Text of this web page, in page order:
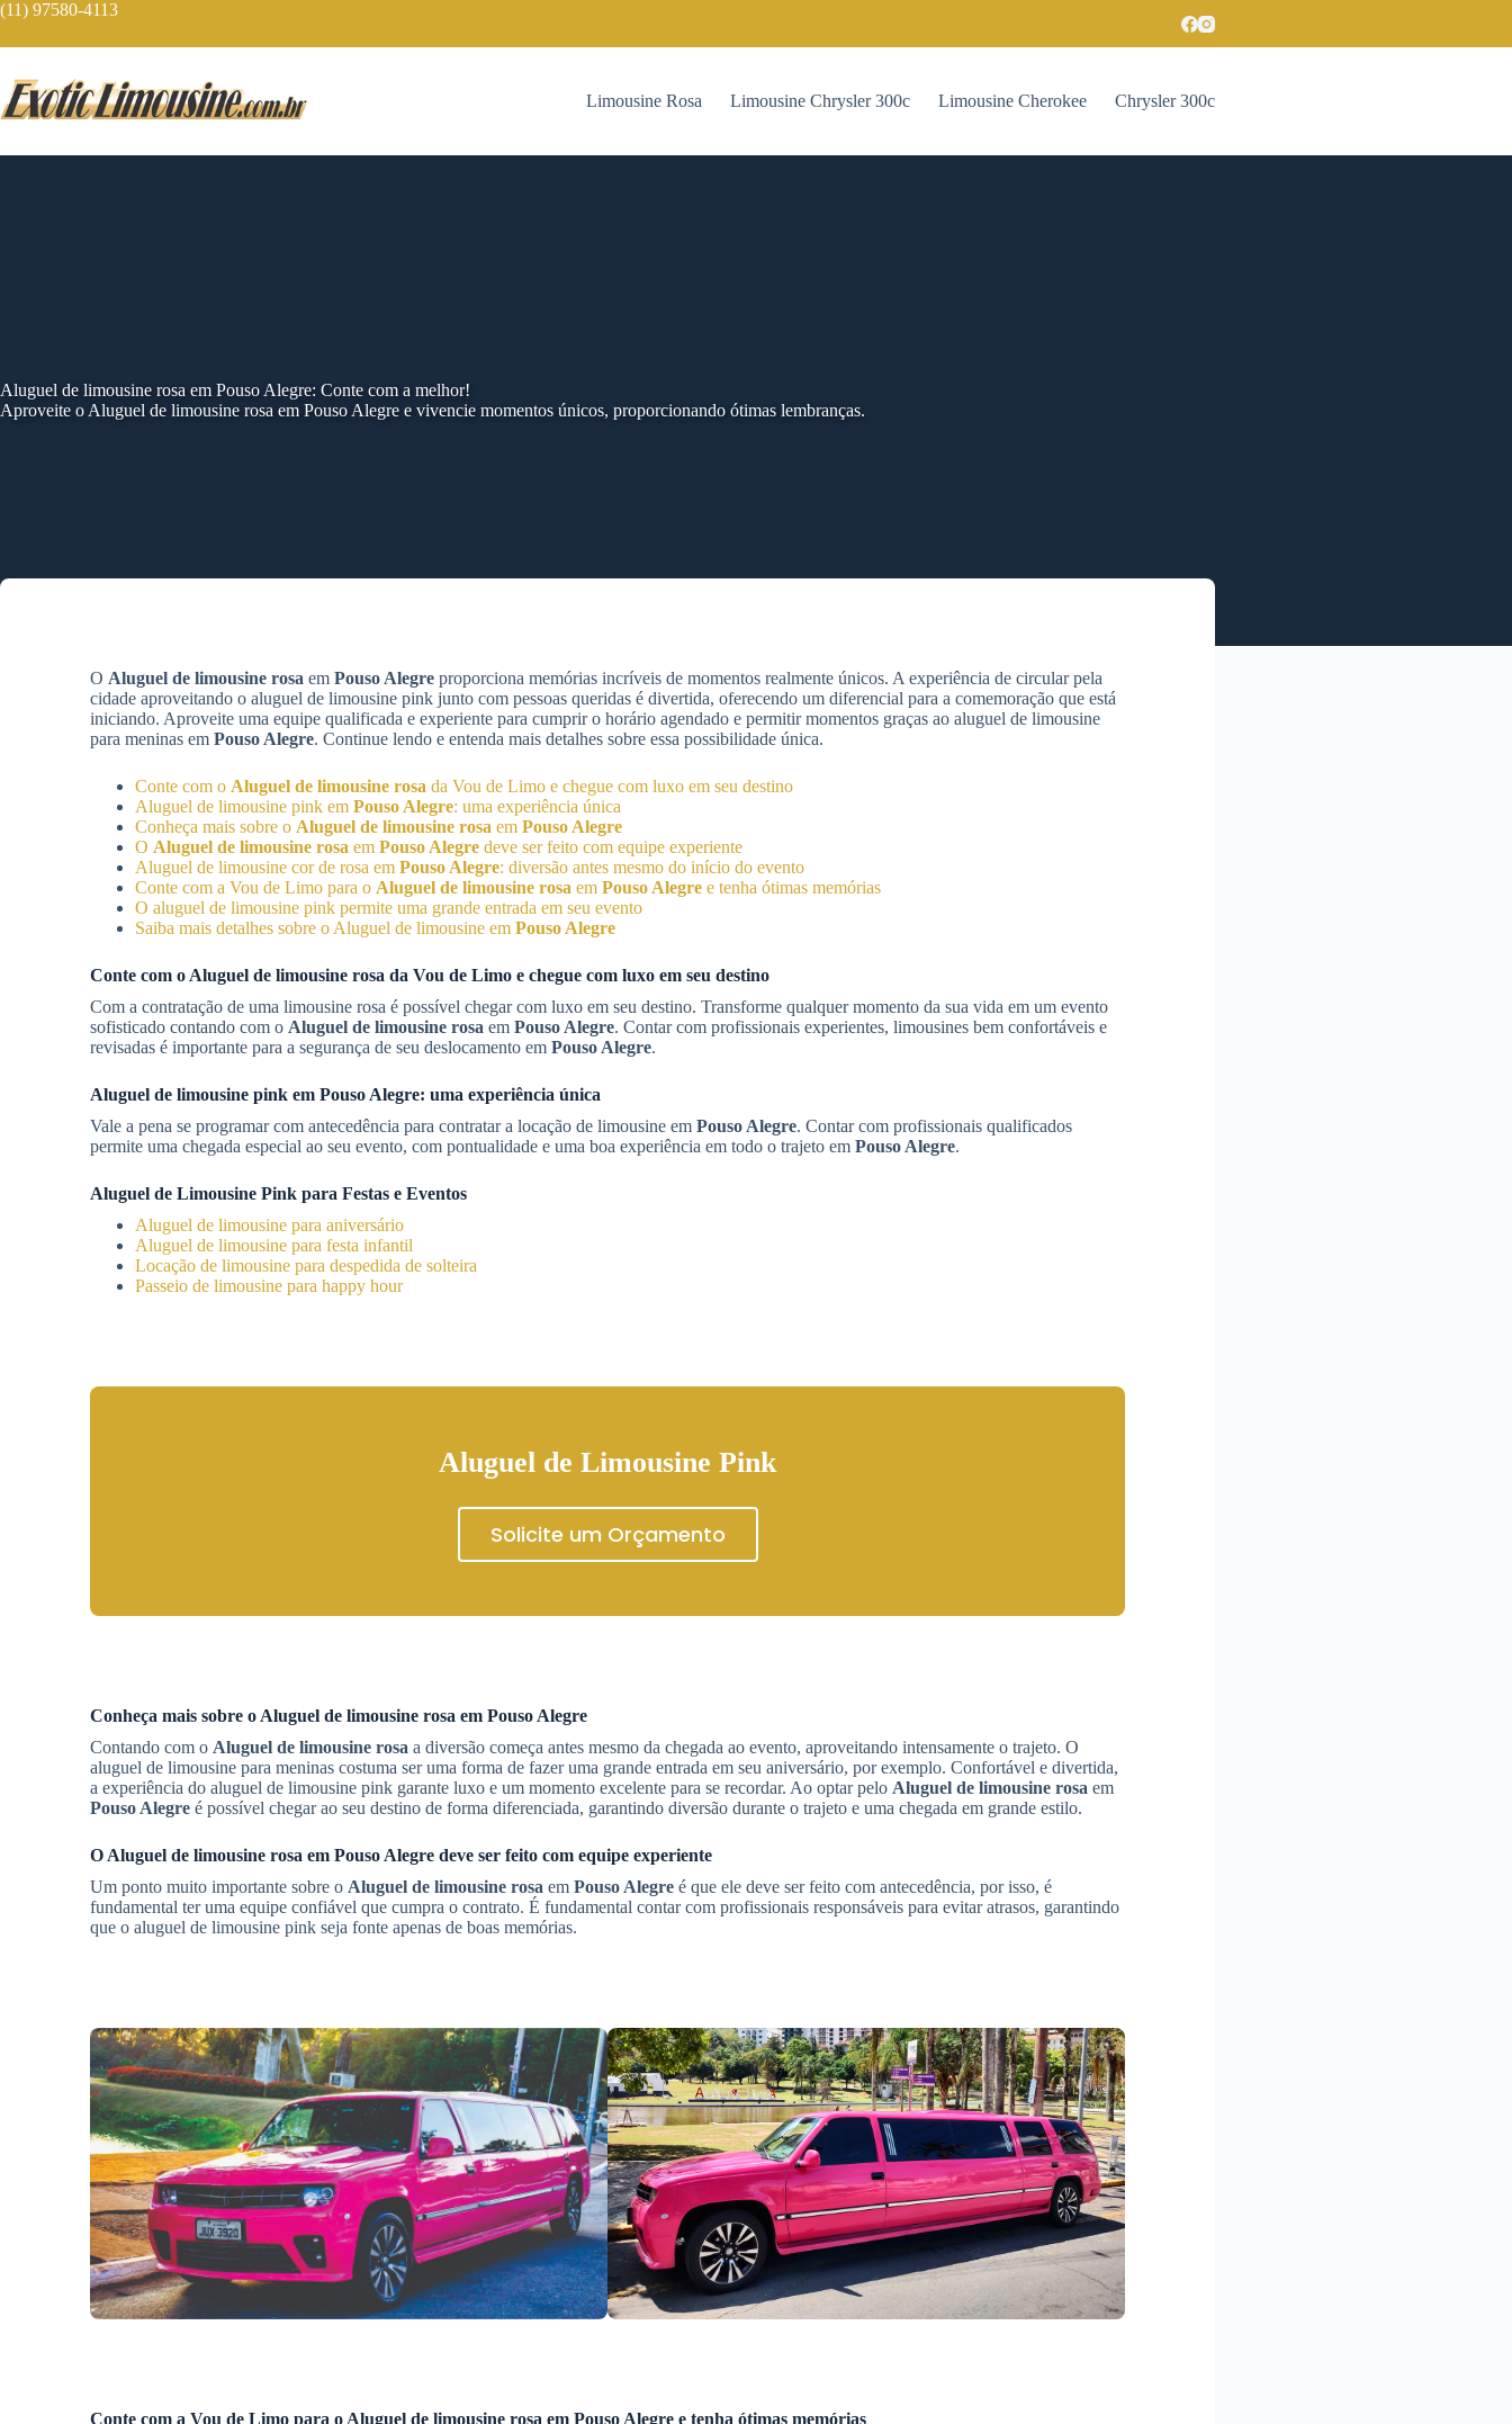
Skip
content
(11) 97580-4113
Limousine Rosa Limousine Chrysler 300c Limousine Cherokee Chrysler 300c
Aluguel de limousine rosa em Pouso Alegre: Conte com a melhor!
Aproveite o Aluguel de limousine rosa em Pouso Alegre e vivencie momentos únicos, proporcionando ótimas lembranças.
O Aluguel de limousine rosa em Pouso Alegre proporciona memórias incríveis de momentos realmente únicos. A experiência de circular pela
cidade aproveitando o aluguel de limousine pink junto com pessoas queridas é divertida, oferecendo um diferencial para a comemoração que está
iniciando. Aproveite uma equipe qualificada e experiente para cumprir o horário agendado e permitir momentos graças ao aluguel de limousine
para meninas em Pouso Alegre. Continue lendo e entenda mais detalhes sobre essa possibilidade única.
Conte com o Aluguel de limousine rosa da Vou de Limo e chegue com luxo em seu destino
Aluguel de limousine pink em Pouso Alegre: uma experiência única
Conheça mais sobre o Aluguel de limousine rosa em Pouso Alegre
O Aluguel de limousine rosa em Pouso Alegre deve ser feito com equipe experiente
Aluguel de limousine cor de rosa em Pouso Alegre: diversão antes mesmo do início do evento
Conte com a Vou de Limo para o Aluguel de limousine rosa em Pouso Alegre e tenha ótimas memórias
O aluguel de limousine pink permite uma grande entrada em seu evento
Saiba mais detalhes sobre o Aluguel de limousine em Pouso Alegre
Conte com o Aluguel de limousine rosa da Vou de Limo e chegue com luxo em seu destino
Com a contratação de uma limousine rosa é possível chegar com luxo em seu destino. Transforme qualquer momento da sua vida em um evento
sofisticado contando com o Aluguel de limousine rosa em Pouso Alegre. Contar com profissionais experientes, limousines bem confortáveis e
revisadas é importante para a segurança de seu deslocamento em Pouso Alegre.
Aluguel de limousine pink em Pouso Alegre: uma experiência única
Vale a pena se programar com antecedência para contratar a locação de limousine em Pouso Alegre. Contar com profissionais qualificados
permite uma chegada especial ao seu evento, com pontualidade e uma boa experiência em todo o trajeto em Pouso Alegre.
Aluguel de Limousine Pink para Festas e Eventos
Aluguel de limousine para aniversário
Aluguel de limousine para festa infantil
Locação de limousine para despedida de solteira
Passeio de limousine para happy hour
Aluguel de Limousine Pink
Solicite um Orçamento
Conheça mais sobre o Aluguel de limousine rosa em Pouso Alegre
Contando com o Aluguel de limousine rosa a diversão começa antes mesmo da chegada ao evento, aproveitando intensamente o trajeto. O
aluguel de limousine para meninas costuma ser uma forma de fazer uma grande entrada em seu aniversário, por exemplo. Confortável e divertida,
a experiência do aluguel de limousine pink garante luxo e um momento excelente para se recordar. Ao optar pelo Aluguel de limousine rosa em
Pouso Alegre é possível chegar ao seu destino de forma diferenciada, garantindo diversão durante o trajeto e uma chegada em grande estilo.
O Aluguel de limousine rosa em Pouso Alegre deve ser feito com equipe experiente
Um ponto muito importante sobre o Aluguel de limousine rosa em Pouso Alegre é que ele deve ser feito com antecedência, por isso, é
fundamental ter uma equipe confiável que cumpra o contrato. É fundamental contar com profissionais responsáveis para evitar atrasos, garantindo
que o aluguel de limousine pink seja fonte apenas de boas memórias.
Conte com a Vou de Limo para o Aluguel de limousine rosa em Pouso Alegre e tenha ótimas memórias